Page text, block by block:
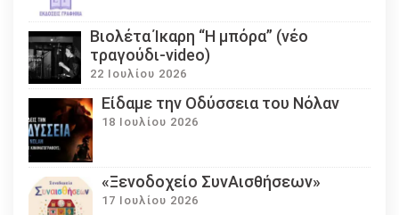
Βιολέτα Ίκαρη “Η μπόρα” (νέο
τραγούδι-video)
22 Ιουλίου 2026
Eίδαμε την Οδύσσεια του Νόλαν
18 Ιουλίου 2026
«Ξενοδοχείο ΣυνΑισθήσεων»
17 Ιουλίου 2026